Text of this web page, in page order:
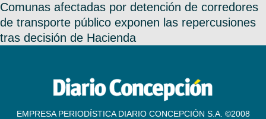
Comunas afectadas por detención de corredores
de transporte público exponen las repercusiones
tras decisión de Hacienda
EMPRESA PERIODÍSTICA DIARIO CONCEPCIÓN S.A. ©2008